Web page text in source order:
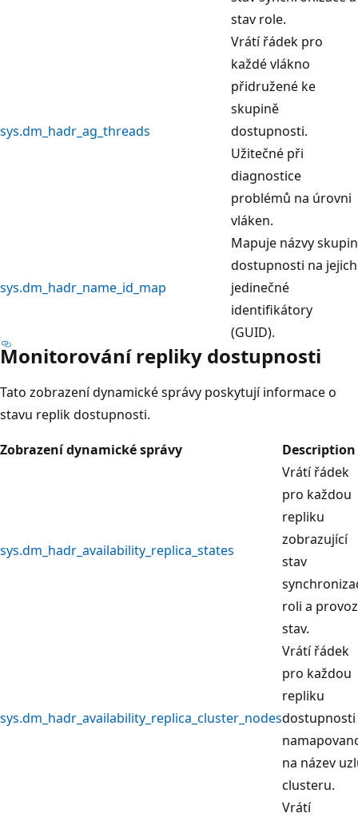
stav role.
sys.dm_hadr_ag_threads
Vrátí řádek pro
každé vlákno
přidružené ke
skupině
dostupnosti.
Užitečné při
diagnostice
problémů na úrovni
vláken.
sys.dm_hadr_name_id_map
Mapuje názvy skupin
dostupnosti na jejich
jedinečné
identifikátory
(GUID).
Monitorování repliky dostupnosti
Tato zobrazení dynamické správy poskytují informace o
stavu replik dostupnosti.
Zobrazení dynamické správy
Description
sys.dm_hadr_availability_replica_states
Vrátí řádek
pro každou
repliku
zobrazující
stav
roli a
stav.
sys.dm_hadr_availability_replica_cluster_nodes
Vrátí řádek
pro každou
repliku
dostupnosti
na název
clusteru.
Vrátí